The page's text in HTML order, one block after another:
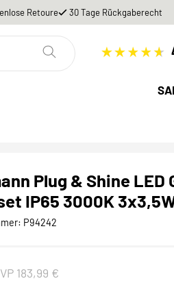
Retoure 30 Tage Rückgaberecht
Plug & Shine
IP65 3000K
P94242
183,99 €